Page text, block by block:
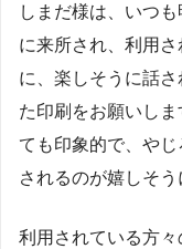
しまだ様は、いつ
に来所され、利用
に、楽しそうに話
た印刷をお願いし
ても印象的で、や
されるのが嬉しそう
利用されている方